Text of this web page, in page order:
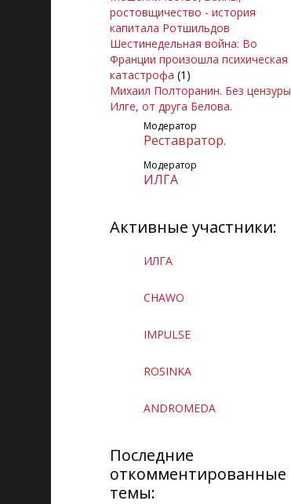
ростовщичество - история
капитала Ротшильдов
Шестинедельная война: Во
Франции произошла психическая
катастрофа (1)
Михаил Полторанин. Без цензуры
Илге, от друга Белова.
Модератор
Реставратор.
Модератор
ИЛГА
Активные участники:
ИЛГА
CHAWO
IMPULSE
ROSINKA
ANDROMEDA
Последние
откомментированные
темы: